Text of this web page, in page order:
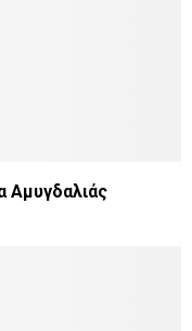
Αμυγδαλιάς